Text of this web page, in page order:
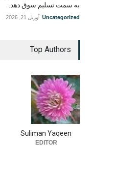
به سمت تسلیم سوق دهد.
Uncategorized آوریل 21, 2026
Top Authors
Suliman Yaqeen
EDITOR